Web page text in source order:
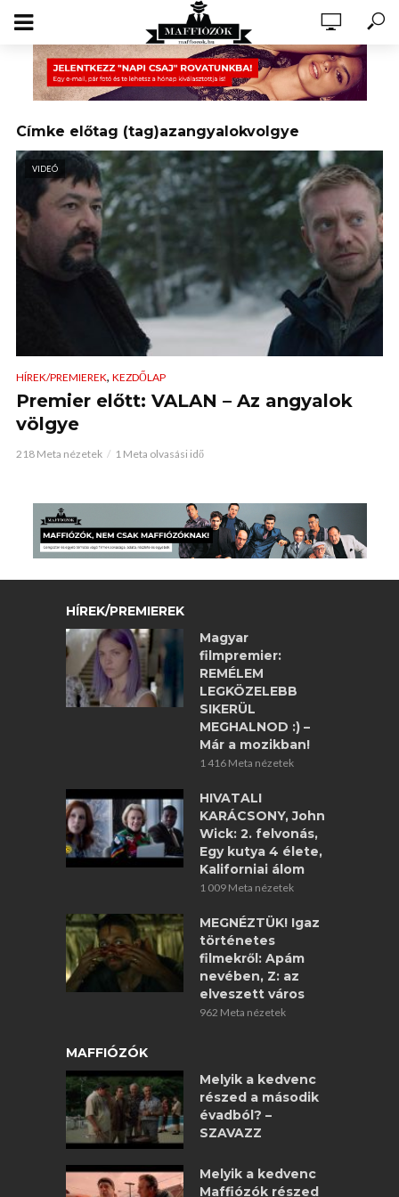
Címke előtag (tag)azangyalokvolgye
VIDEÓ
HÍREK/PREMIEREK, KEZDŐLAP
Premier előtt: VALAN – Az angyalok
völgye
218 Meta nézetek 1 Meta olvasási idő
HÍREK/PREMIEREK
Magyar
filmpremier:
REMÉLEM
LEGKÖZELEBB
SIKERÜL
MEGHALNOD :) –
Már a mozikban!
1 416 Meta nézetek
HIVATALI
KARÁCSONY, John
Wick: 2. felvonás,
Egy kutya 4 élete,
Kaliforniai álom
1 009 Meta nézetek
MEGNÉZTÜK! Igaz
történetes
filmekről: Apám
nevében, Z: az
elveszett város
962 Meta nézetek
MAFFIÓZÓK
Melyik a kedvenc
részed a második
évadból? –
SZAVAZZ
Melyik a kedvenc
Maffiózók részed